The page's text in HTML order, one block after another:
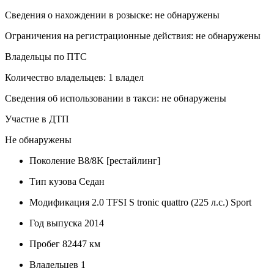
Сведения о нахождении в розыске: не обнаружены
Ограничения на регистрационные действия: не обнаружены
Владельцы по ПТС
Количество владельцев: 1 владел
Сведения об использовании в такси: не обнаружены
Участие в ДТП
Не обнаружены
Поколение B8/8K [рестайлинг]
Тип кузова Седан
Модификация 2.0 TFSI S tronic quattro (225 л.с.) Sport
Год выпуска 2014
Пробег 82447 км
Владельцев 1